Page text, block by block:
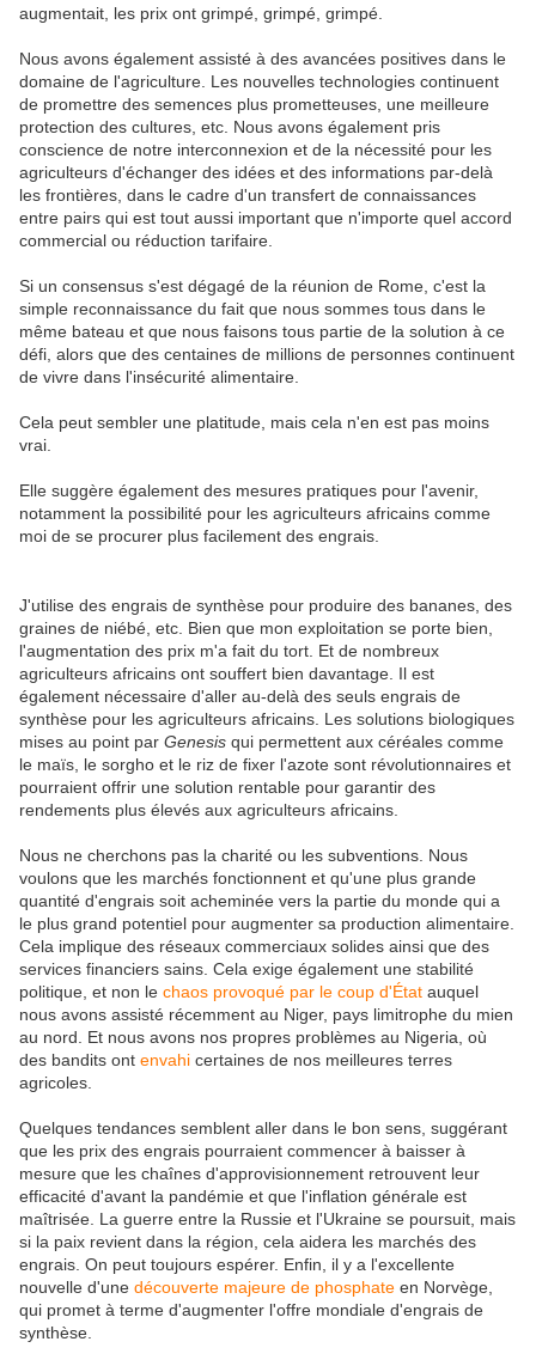
augmentait, les prix ont grimpé, grimpé, grimpé.
Nous avons également assisté à des avancées positives dans le
domaine de l'agriculture. Les nouvelles technologies continuent
de promettre des semences plus prometteuses, une meilleure
protection des cultures, etc. Nous avons également pris
conscience de notre interconnexion et de la nécessité pour les
agriculteurs d'échanger des idées et des informations par-delà
les frontières, dans le cadre d'un transfert de connaissances
entre pairs qui est tout aussi important que n'importe quel accord
commercial ou réduction tarifaire.
Si un consensus s'est dégagé de la réunion de Rome, c'est la
simple reconnaissance du fait que nous sommes tous dans le
même bateau et que nous faisons tous partie de la solution à ce
défi, alors que des centaines de millions de personnes continuent
de vivre dans l'insécurité alimentaire.
Cela peut sembler une platitude, mais cela n'en est pas moins
vrai.
Elle suggère également des mesures pratiques pour l'avenir,
notamment la possibilité pour les agriculteurs africains comme
moi de se procurer plus facilement des engrais.
J'utilise des engrais de synthèse pour produire des bananes, des
graines de niébé, etc. Bien que mon exploitation se porte bien,
l'augmentation des prix m'a fait du tort. Et de nombreux
agriculteurs africains ont souffert bien davantage. Il est
également nécessaire d'aller au-delà des seuls engrais de
synthèse pour les agriculteurs africains. Les solutions biologiques
mises au point par Genesis qui permettent aux céréales comme
le maïs, le sorgho et le riz de fixer l'azote sont révolutionnaires et
pourraient offrir une solution rentable pour garantir des
rendements plus élevés aux agriculteurs africains.
Nous ne cherchons pas la charité ou les subventions. Nous
voulons que les marchés fonctionnent et qu'une plus grande
quantité d'engrais soit acheminée vers la partie du monde qui a
le plus grand potentiel pour augmenter sa production alimentaire.
Cela implique des réseaux commerciaux solides ainsi que des
services financiers sains. Cela exige également une stabilité
politique, et non le chaos provoqué par le coup d'État auquel
nous avons assisté récemment au Niger, pays limitrophe du mien
au nord. Et nous avons nos propres problèmes au Nigeria, où
des bandits ont envahi certaines de nos meilleures terres
agricoles.
Quelques tendances semblent aller dans le bon sens, suggérant
que les prix des engrais pourraient commencer à baisser à
mesure que les chaînes d'approvisionnement retrouvent leur
efficacité d'avant la pandémie et que l'inflation générale est
maîtrisée. La guerre entre la Russie et l'Ukraine se poursuit, mais
si la paix revient dans la région, cela aidera les marchés des
engrais. On peut toujours espérer. Enfin, il y a l'excellente
nouvelle d'une découverte majeure de phosphate en Norvège,
qui promet à terme d'augmenter l'offre mondiale d'engrais de
synthèse.